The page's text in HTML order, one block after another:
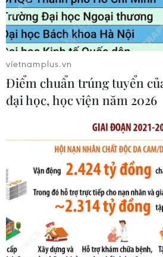
Giá dầu tăng vọt do Iran xem
tàu Mỹ và Israel qua eo biển
Giá vàng thế giới quay đầu giảm
07/08/2026 00:31
Chứng khoán Mỹ rời đỉnh khi
năng lượng leo thang
06/08/2026 23:58
vietnamplus.vn
Điểm chuẩn trúng tuyển
đại học, học viện năm 2026